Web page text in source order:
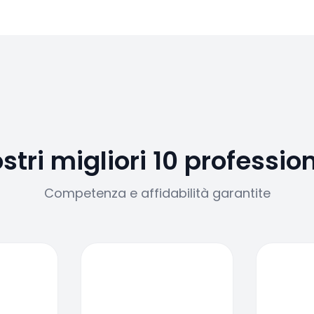
migliori 10
Competenza e affidabilità garantite